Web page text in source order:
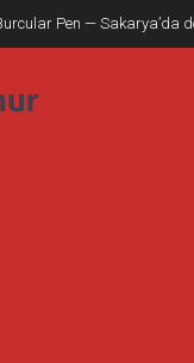
Pen — Sakarya’da